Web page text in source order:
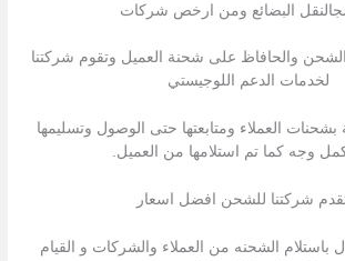
البضائع ومن ارخص شركات
والحافاظ على شحنة العميل وتقوم شركتنا
لخدمات الدعم اللوجيستي
العملاء ومتابعتها حتى الوصول وتسليمها
وجه كما تم استلامها من العميل.
شركتنا للشحن افضل اسعار
الشحنه من العملاء والشركات و القيام